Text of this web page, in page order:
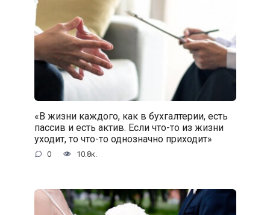
«В жизни каждого, как в бухгалтерии, есть
пассив и есть актив. Если что-то из жизни
уходит, то что-то однозначно приходит»
0 10.8к.